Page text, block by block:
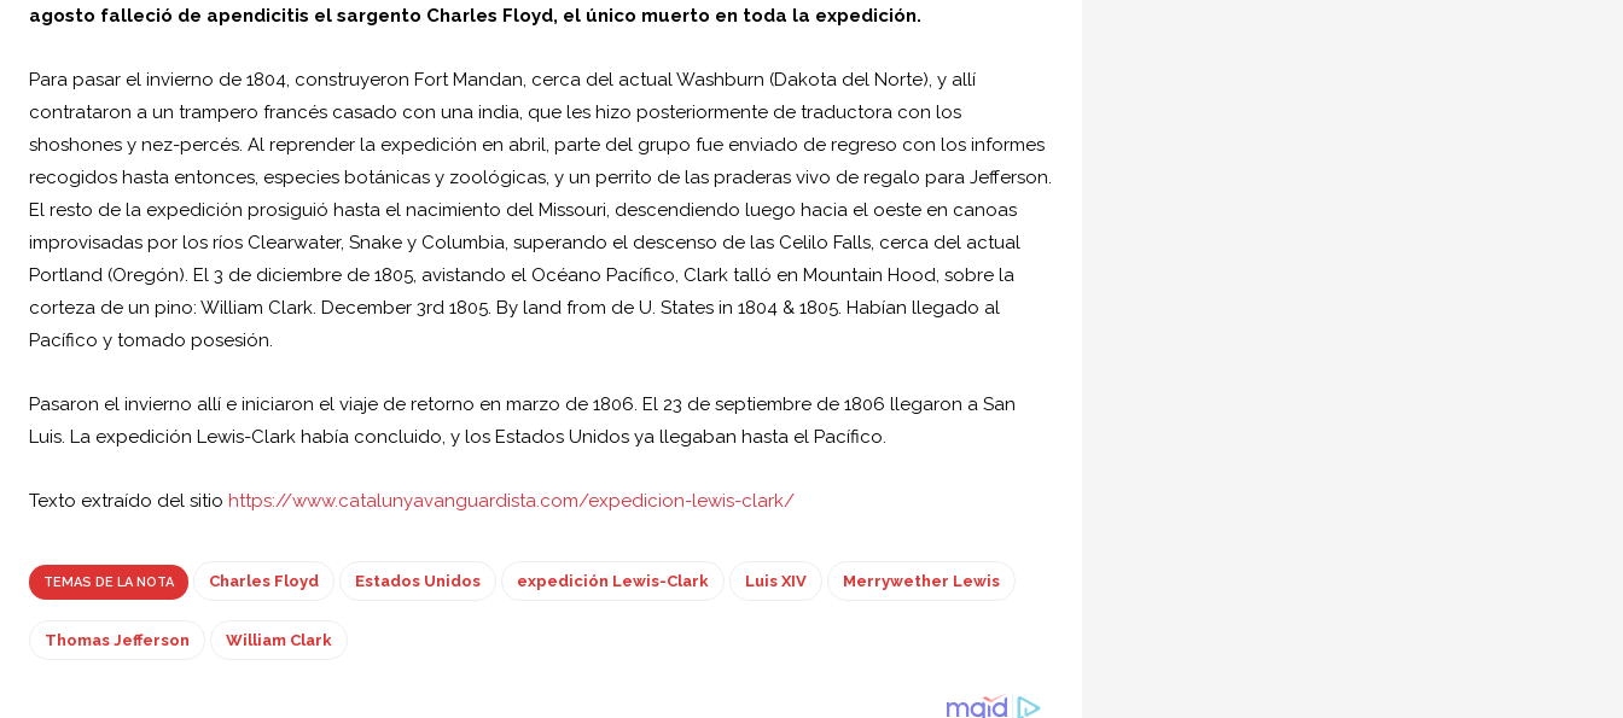
agosto falleció de apendicitis el sargento Charles Floyd, el único muerto en toda la expedición.
Para pasar el invierno de 1804, construyeron Fort Mandan, cerca del actual Washburn (Dakota del Norte), y allí
contrataron a un trampero francés casado con una india, que les hizo posteriormente de traductora con los
shoshones y nez-percés. Al reprender la expedición en abril, parte del grupo fue enviado de regreso con los informes
recogidos hasta entonces, especies botánicas y zoológicas, y un perrito de las praderas vivo de regalo para Jefferson.
El resto de la expedición prosiguió hasta el nacimiento del Missouri, descendiendo luego hacia el oeste en canoas
improvisadas por los ríos Clearwater, Snake y Columbia, superando el descenso de las Celilo Falls, cerca del actual
Portland (Oregón). El 3 de diciembre de 1805, avistando el Océano Pacífico, Clark talló en Mountain Hood, sobre la
corteza de un pino: William Clark. December 3rd 1805. By land from de U. States in 1804 & 1805. Habían llegado al
Pacífico y tomado posesión.
Pasaron el invierno allí e iniciaron el viaje de retorno en marzo de 1806. El 23 de septiembre de 1806 llegaron a San
Luis. La expedición Lewis-Clark había concluido, y los Estados Unidos ya llegaban hasta el Pacífico.
Texto extraído del sitio https://www.catalunyavanguardista.com/expedicion-lewis-clark/
TEMAS DE LA NOTA Charles Floyd Estados Unidos expedición Lewis-Clark Luis XIV Merrywether Lewis
Thomas Jefferson William Clark